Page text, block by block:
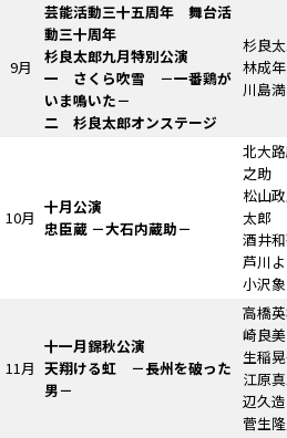
9月
芸能活動三十五周年 舞台活
動三十周年
杉良太郎九月特別公演
一 さくら吹雪 －一番鶏が
いま鳴いた－
二 杉良太郎オンステージ
杉良
林成
川島
10月
十月公演
忠臣蔵 －大石内蔵助－
北大
之助
松山
太郎
酒井
芦川
小沢象
11月
十一月錦秋公演
天翔ける虹 －長州を破った
男－
高橋
崎良美
生稲
江原
辺久造
菅生